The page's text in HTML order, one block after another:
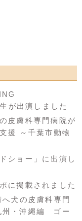
が出演しました
皮膚科専門病院が
援 ～千葉市動物
ショー」に出演し
に掲載されました
犬の皮膚科専門
州・沖縄編 ゴー